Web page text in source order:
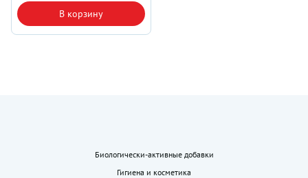
В корзину
Биологически-активные добавки
Гигиена и косметика